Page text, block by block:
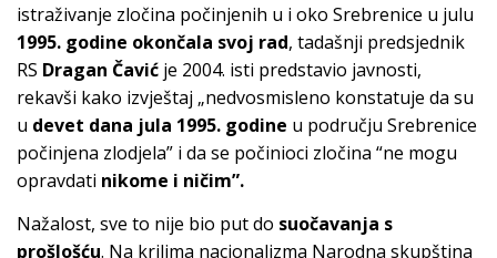
istraživanje zločina počinjenih u i oko Srebrenice u julu
1995. godine okončala svoj rad, tadašnji predsjednik
RS Dragan Čavić je 2004. isti predstavio javnosti,
rekavši kako izvještaj „nedvosmisleno konstatuje da su
u devet dana jula 1995. godine u području Srebrenice
počinjena zlodjela” i da se počinioci zločina “ne mogu
opravdati nikome i ničim”.
Nažalost, sve to nije bio put do suočavanja s
prošlošću. Na krilima nacionalizma Narodna skupština